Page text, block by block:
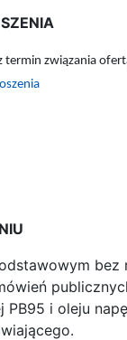
termin związania
i oleju